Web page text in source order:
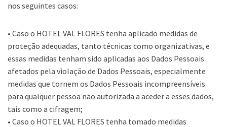
nos seguintes casos:
• Caso o HOTEL VAL FLORES tenha aplicado medidas de
proteção adequadas, tanto técnicas como organizativas, e
essas medidas tenham sido aplicadas aos Dados Pessoais
afetados pela violação de Dados Pessoais, especialmente
medidas que tornem os Dados Pessoais incompreensíveis
para qualquer pessoa não autorizada a aceder a esses dados,
tais como a cifragem;
• Caso o HOTEL VAL FLORES tenha tomado medidas